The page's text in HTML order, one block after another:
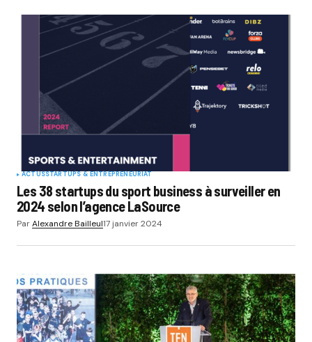
ACTUSSTARTUPS & ENTREPRENEURIAT
Les 38 startups du sport business à surveiller en
2024 selon l’agence LaSource
ParAlexandre Bailleul17 janvier 2024